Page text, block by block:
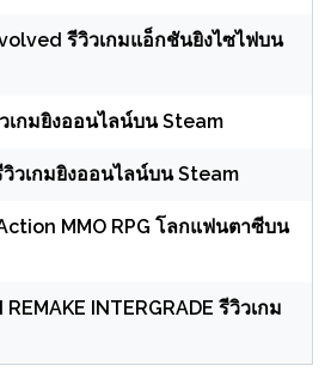
รีวิวเกมแอ็กชันยิงไซไฟบน
กมยิงออนไลน์บน Steam
วเกมยิงออนไลน์บน Steam
MMO RPG โลกแฟนตาซีบน
REMAKE INTERGRADE รีวิวเกม